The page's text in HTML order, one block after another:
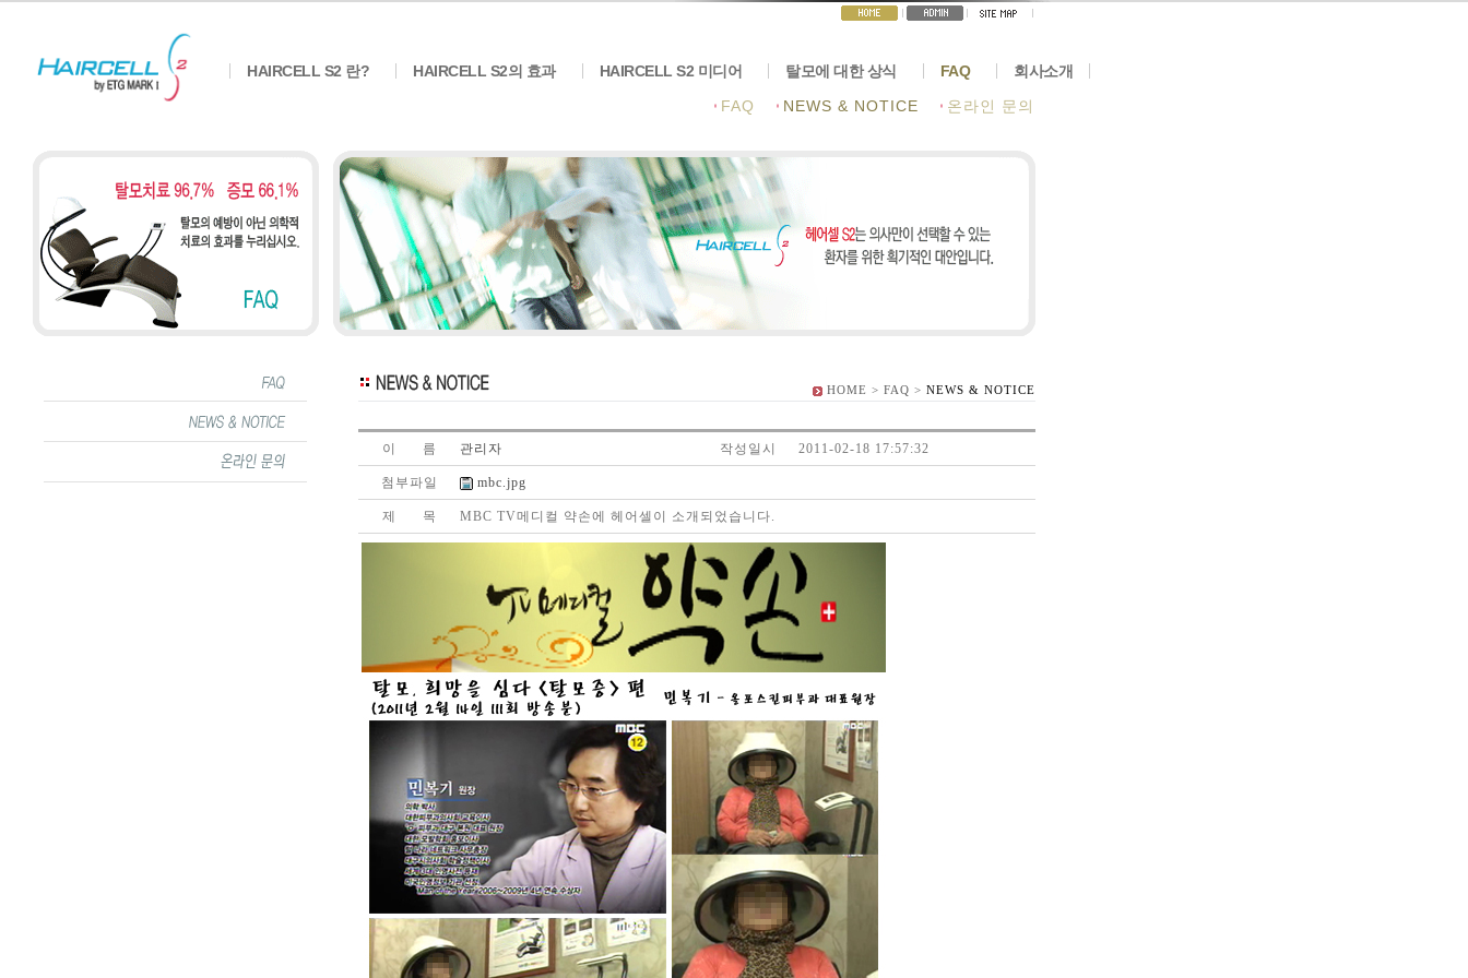
HAIRCELL S2 란? HAIRCELL S2의 효과 HAIRCELL S2 미디어 탈모에 대한 상식 FAQ
FAQ NEWS & NOTICE 온라인 문의
회사소개
HOME > FAQ > NEWS & NOTICE
이 름 관리자 작성일시 2011-02-18 17:57:32
첨부파일 mbc.jpg
제 목 MBC TV메디컬 약손에 헤어셀이 소개되었습니다.